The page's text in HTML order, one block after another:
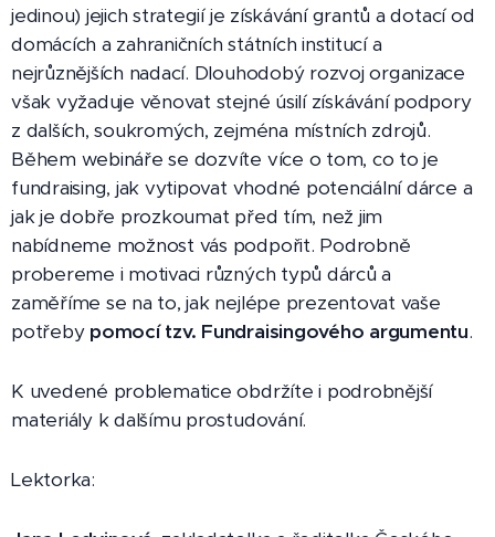
jedinou) jejich strategií je získávání grantů a dotací od
domácích a zahraničních státních institucí a
nejrůznějších nadací. Dlouhodobý rozvoj organizace
však vyžaduje věnovat stejné úsilí získávání podpory
z dalších, soukromých, zejména místních zdrojů.
Během webináře se dozvíte více o tom, co to je
fundraising, jak vytipovat vhodné potenciální dárce a
jak je dobře prozkoumat před tím, než jim
nabídneme možnost vás podpořit. Podrobně
probereme i motivaci různých typů dárců a
zaměříme se na to, jak nejlépe prezentovat vaše
potřeby pomocí tzv. Fundraisingového argumentu.
K uvedené problematice obdržíte i podrobnější
materiály k dalšímu prostudování.
Lektorka: